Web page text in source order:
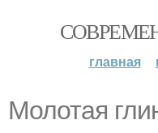
главная
Молотая